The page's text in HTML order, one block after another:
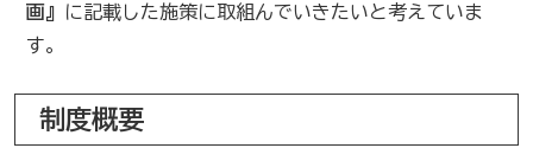
画』
に記載した施策に取組んでいきたいと考えていま
す。
制度概要